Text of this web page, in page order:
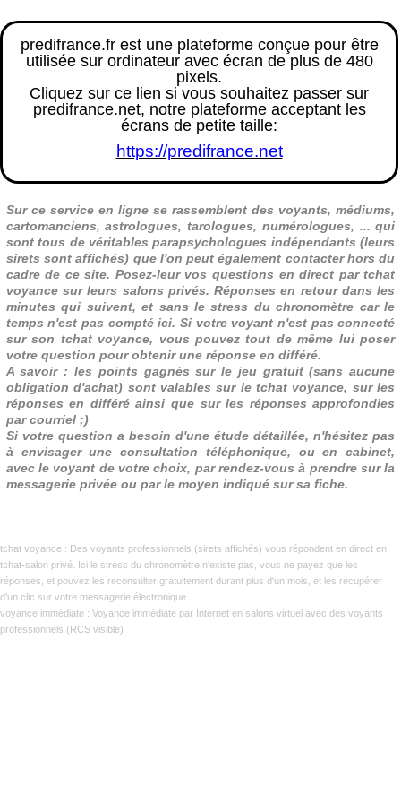
predifrance.fr est une plateforme conçue pour être
utilisée sur ordinateur avec écran de plus de 480
pixels.
Cliquez sur ce lien si vous souhaitez passer sur
predifrance.net, notre plateforme acceptant les
écrans de petite taille:
https://predifrance.net
Sur ce service en ligne se rassemblent des voyants, médiums,
cartomanciens, astrologues, tarologues, numérologues, ... qui
sont tous de véritables parapsychologues indépendants (leurs
sirets sont affichés) que l'on peut également contacter hors du
cadre de ce site. Posez-leur vos questions en direct par tchat
voyance sur leurs salons privés. Réponses en retour dans les
minutes qui suivent, et sans le stress du chronomètre car le
temps n'est pas compté ici. Si votre voyant n'est pas connecté
sur son tchat voyance, vous pouvez tout de même lui poser
votre question pour obtenir une réponse en différé.
A savoir : les points gagnés sur le jeu gratuit (sans aucune
obligation d'achat) sont valables sur le tchat voyance, sur les
réponses en différé ainsi que sur les réponses approfondies
par courriel ;)
Si votre question a besoin d'une étude détaillée, n'hésitez pas
à envisager une consultation téléphonique, ou en cabinet,
avec le voyant de votre choix, par rendez-vous à prendre sur la
messagerie privée ou par le moyen indiqué sur sa fiche.
tchat voyance : Des voyants professionnels (sirets affichés) vous répondent en direct en
tchat-salon privé. Ici le stress du chronomètre n'existe pas, vous ne payez que les
réponses, et pouvez les reconsulter gratuitement durant plus d'un mois, et les récupérer
d'un clic sur votre messagerie électronique.
voyance immédiate : Voyance immédiate par Internet en salons virtuel avec des voyants
professionnels (RCS visible)